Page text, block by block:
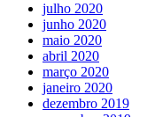
julho 2020
junho 2020
maio 2020
abril 2020
março 2020
janeiro 2020
dezembro 2019